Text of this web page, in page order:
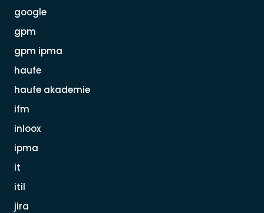
google
gpm
gpm ipma
haufe
haufe akademie
ifm
inloox
ipma
it
itil
jira